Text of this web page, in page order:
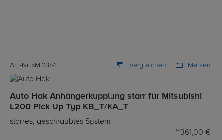
Art.-Nr. sMI128-1 Vergleichen Merken
Auto Hak Anhängerkupplung starr für Mitsubishi
L200 Pick Up Typ KB_T/KA_T
starres, geschraubtes System
361,00 €